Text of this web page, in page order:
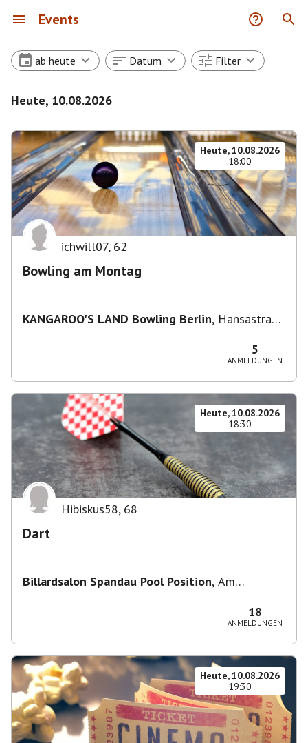
Events
ab heute Datum Filter
Heute, 10.08.2026
Heute, 10.08.2026
18:00
ichwill07, 62
Bowling am Montag
KANGAROO'S LAND Bowling Berlin, Hansastraße
5
ANMELDUNGEN
Heute, 10.08.2026
18:30
Hibiskus58, 68
Dart
Billardsalon Spandau Pool Position, Am
18
ANMELDUNGEN
Heute, 10.08.2026
19:30